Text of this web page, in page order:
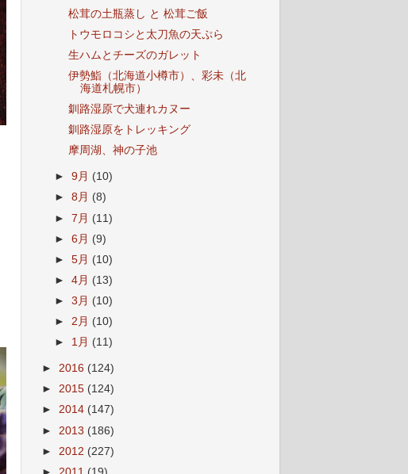
松茸の土瓶蒸し と 松茸ご飯
トウモロコシと太刀魚の天ぷら
生ハムとチーズのガレット
伊勢鮨（北海道小樽市）、彩未（北
海道札幌市）
釧路湿原で犬連れカヌー
釧路湿原をトレッキング
摩周湖、神の子池
►9月 (10)
►8月 (8)
►7月 (11)
►6月 (9)
►5月 (10)
►4月 (13)
►3月 (10)
►2月 (10)
► 1月 (11)
► 2016 (124)
► 2015 (124)
► 2014 (147)
► 2013 (186)
► 2012 (227)